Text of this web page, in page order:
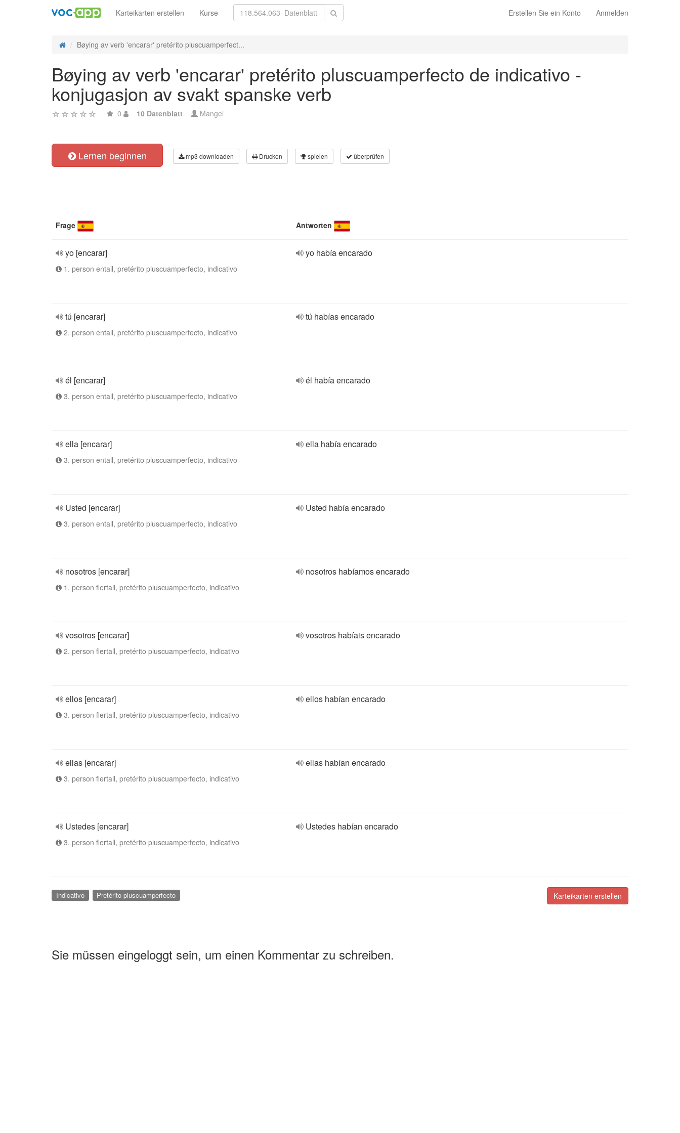
Erstellen Sie ein Konto Anmelden
Karteikarten erstellen Kurse
Bøying av verb 'encarar' pretérito pluscuamperfect...
Bøying av verb 'encarar' pretérito pluscuamperfecto de indicativo -
konjugasjon av svakt spanske verb
0 10 Datenblatt Mangel
Lernen beginnen mp3 downloaden Drucken spielen überprüfen
Frage Antworten
yo [encarar]
1. person entall, pretérito pluscuamperfecto, indicativo
yo había encarado
tú [encarar]
2. person entall, pretérito pluscuamperfecto, indicativo
tú habías encarado
él [encarar]
3. person entall, pretérito pluscuamperfecto, indicativo
él había encarado
ella [encarar]
3. person entall, pretérito pluscuamperfecto, indicativo
ella había encarado
Usted [encarar]
3. person entall, pretérito pluscuamperfecto, indicativo
Usted había encarado
nosotros [encarar]
1. person flertall, pretérito pluscuamperfecto, indicativo
nosotros habíamos encarado
vosotros [encarar]
2. person flertall, pretérito pluscuamperfecto, indicativo
vosotros habíais encarado
ellos [encarar]
3. person flertall, pretérito pluscuamperfecto, indicativo
ellos habían encarado
ellas [encarar]
3. person flertall, pretérito pluscuamperfecto, indicativo
ellas habían encarado
Ustedes [encarar]
3. person flertall, pretérito pluscuamperfecto, indicativo
Ustedes habían encarado
Karteikarten erstellen
Indicativo Pretérito pluscuamperfecto
Sie müssen eingeloggt sein, um einen Kommentar zu schreiben.